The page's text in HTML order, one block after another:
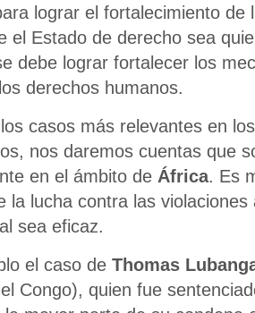
lograr el fortalecimiento de
el Estado de derecho sea
debe lograr fortalecer los
derechos humanos.
casos más relevantes en
nos daremos cuentas que
en el ámbito de África. Es
la lucha contra las
sea eficaz.
el caso de Thomas
Congo), quien fue